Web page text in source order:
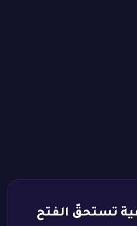
تستحقّ الفتح